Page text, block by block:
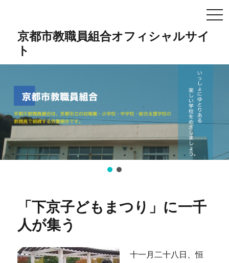
京都市教職員組合オフィシャルサイ
ト
「下京子どもまつり」に一千
人が集う
十一月二十八日、恒